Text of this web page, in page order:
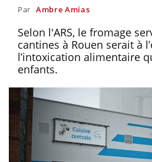
Par Ambre Amias
Selon l'ARS, le fromage
cantines à Rouen serait à
l’intoxication alimentaire
enfants.